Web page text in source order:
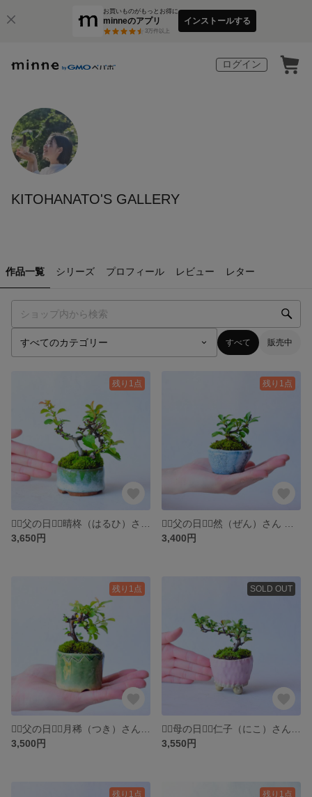
お買いものがもっとお得に
minneのアプリ
3万件以上
インストールする
ログイン
KITOHANATO'S GALLERY
作品一覧 シリーズ プロフィール レビュー レター
すべて 販売中
残り1点
3,650円
残り1点
3,400円
残り1点
3,500円
SOLD OUT
3,550円
残り1点 残り1点